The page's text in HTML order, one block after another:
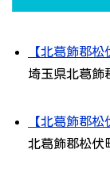
【北葛飾郡
埼玉県北葛飾
【北葛飾郡
北葛飾郡松伏